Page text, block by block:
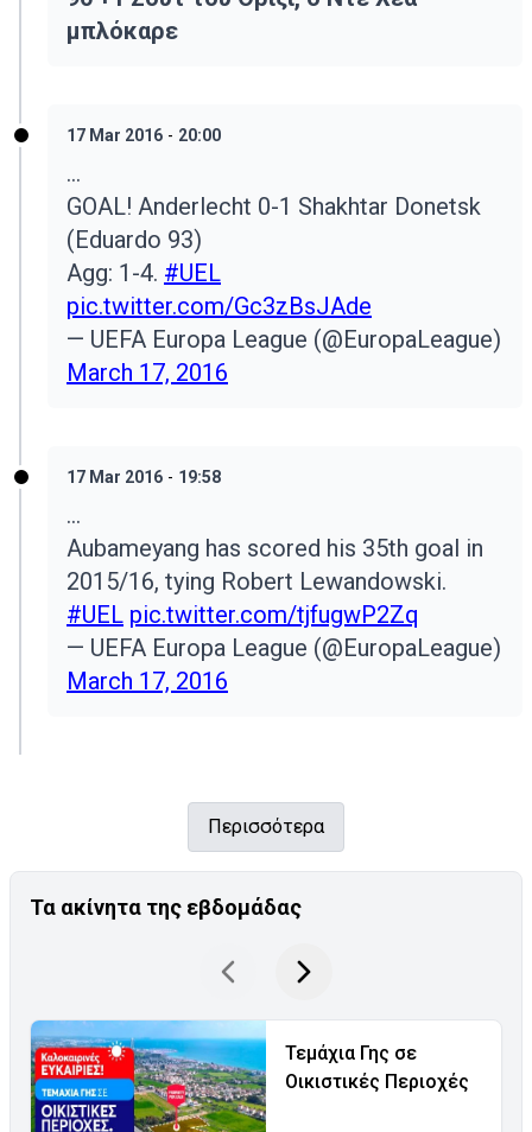
μπλόκαρε
17 Mar 2016 - 20:00
...
GOAL! Anderlecht 0-1 Shakhtar Donetsk
(Eduardo 93)
Agg: 1-4. #UEL
pic.twitter.com/Gc3zBsJAde
— UEFA Europa League (@EuropaLeague)
March 17, 2016
17 Mar 2016 - 19:58
...
Aubameyang has scored his 35th goal in
2015/16, tying Robert Lewandowski.
#UEL pic.twitter.com/tjfugwP2Zq
— UEFA Europa League (@EuropaLeague)
March 17, 2016
Περισσότερα
Τα ακίνητα της εβδομάδας
Τεμάχια Γης σε
Οικιστικές Περιοχές